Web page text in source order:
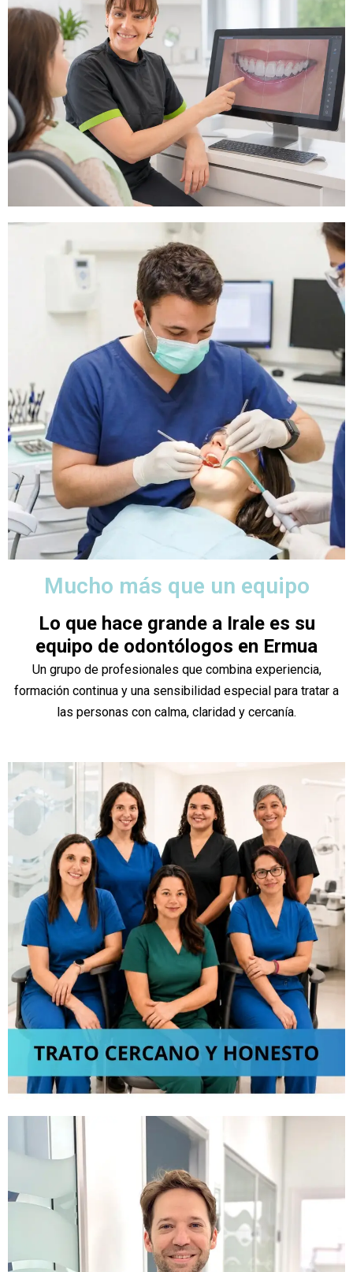
Mucho más que un equipo
Lo que hace grande a Irale es su
equipo de odontólogos en Ermua
Un grupo de profesionales que combina experiencia,
formación continua y una sensibilidad especial para tratar a
las personas con calma, claridad y cercanía.